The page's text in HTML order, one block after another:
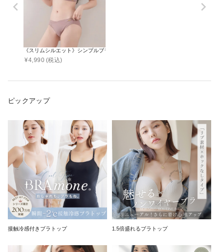
《スリムシルエット》シンプルブラ&ショーツ
¥4,990 (税込)
ピックアップ
接触冷感付きブラトップ 1.5倍盛れるブラトップ